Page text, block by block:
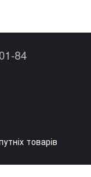
84
товарів